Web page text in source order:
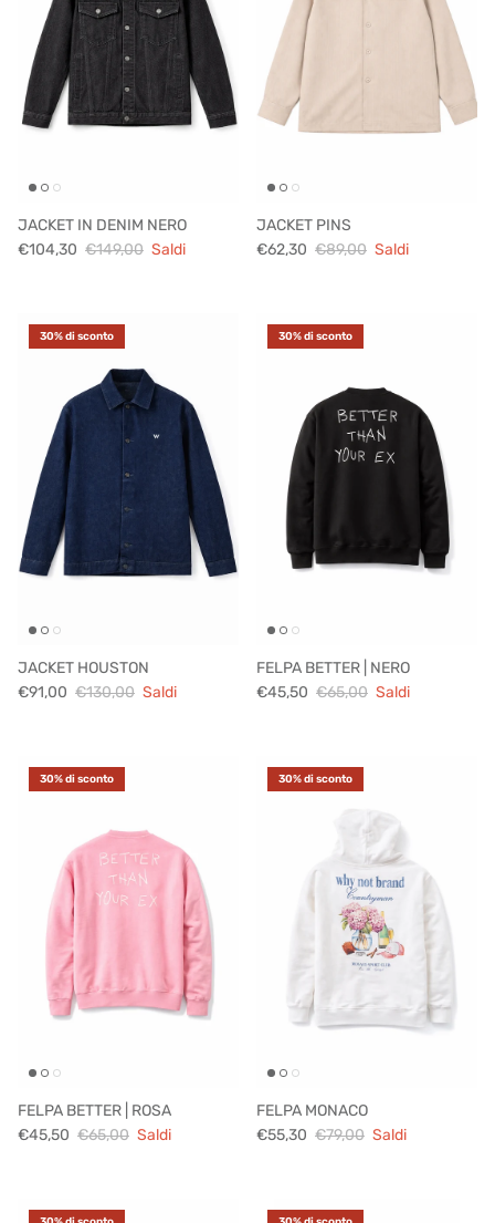
JACKET IN DENIM NERO
€104,30 €149,00 Saldi
JACKET PINS
€62,30 €89,00 Saldi
30% di sconto
JACKET HOUSTON
€91,00 €130,00 Saldi
30% di sconto
FELPA BETTER | NERO
€45,50 €65,00 Saldi
30% di sconto
FELPA BETTER | ROSA
€45,50 €65,00 Saldi
30% di sconto
FELPA MONACO
€55,30 €79,00 Saldi